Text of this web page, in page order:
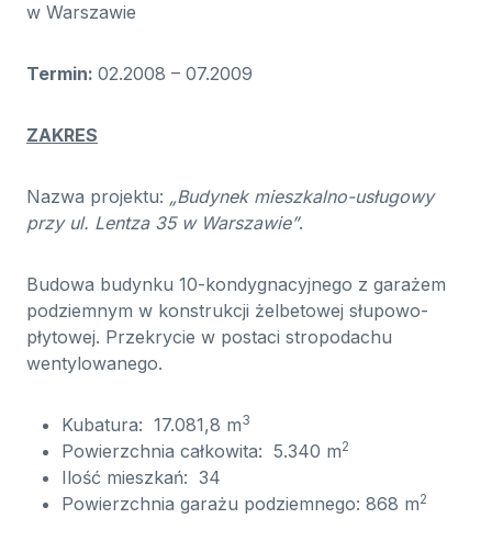
w Warszawie
Termin: 02.2008 – 07.2009
ZAKRES
Nazwa projektu: „Budynek mieszkalno-usługowy
przy ul. Lentza 35 w Warszawie”.
Budowa budynku 10-kondygnacyjnego z garażem
podziemnym w konstrukcji żelbetowej słupowo-
płytowej. Przekrycie w postaci stropodachu
wentylowanego.
Kubatura: 17.081,8 m3
Powierzchnia całkowita: 5.340 m2
Ilość mieszkań: 34
Powierzchnia garażu podziemnego: 868 m2